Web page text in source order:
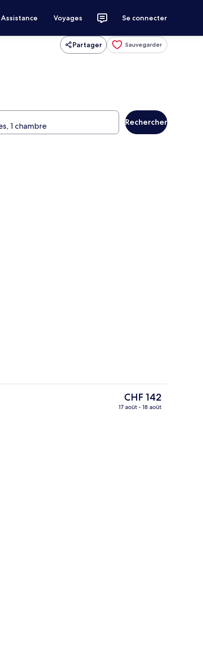
Assistance Voyages Se connecter
Partager Sauvegarder
Rechercher
Le
prix
CHF 142
17 août - 18 août